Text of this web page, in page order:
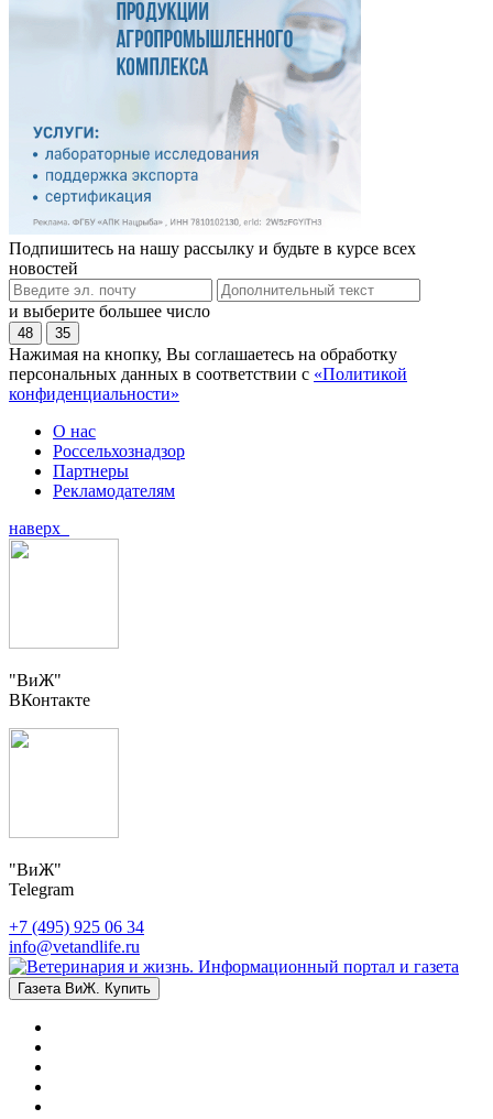
Подпишитесь на нашу рассылку и будьте в курсе всех
новостей
и выберите большее число
48 35
Нажимая на кнопку, Вы соглашаетесь на обработку
персональных данных в соответствии с «Политикой
конфиденциальности»
О нас
Россельхознадзор
Партнеры
Рекламодателям
наверх
"ВиЖ"
ВКонтакте
"ВиЖ"
Telegram
+7 (495) 925 06 34
info@vetandlife.ru
Газета ВиЖ. Купить